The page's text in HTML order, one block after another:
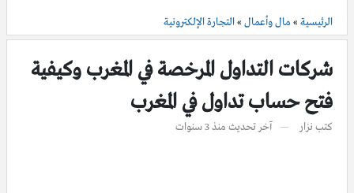
الرئيسية » مال وأعمال »التجارة الإلكترونية
شركات التداول المرخصة في المغرب وكيفية
فتح حساب تداول في المغرب
كتب نزار آخر تحديث منذ 3 سنوات